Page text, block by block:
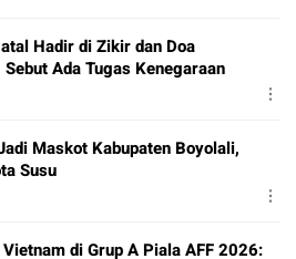
Hadir di Zikir dan Doa
Ada Tugas Kenegaraan
Maskot Kabupaten Boyolali,
Susu
di Grup A Piala AFF 2026: